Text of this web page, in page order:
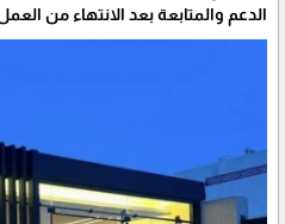
الدعم والمتابعة بعد الانتهاء من